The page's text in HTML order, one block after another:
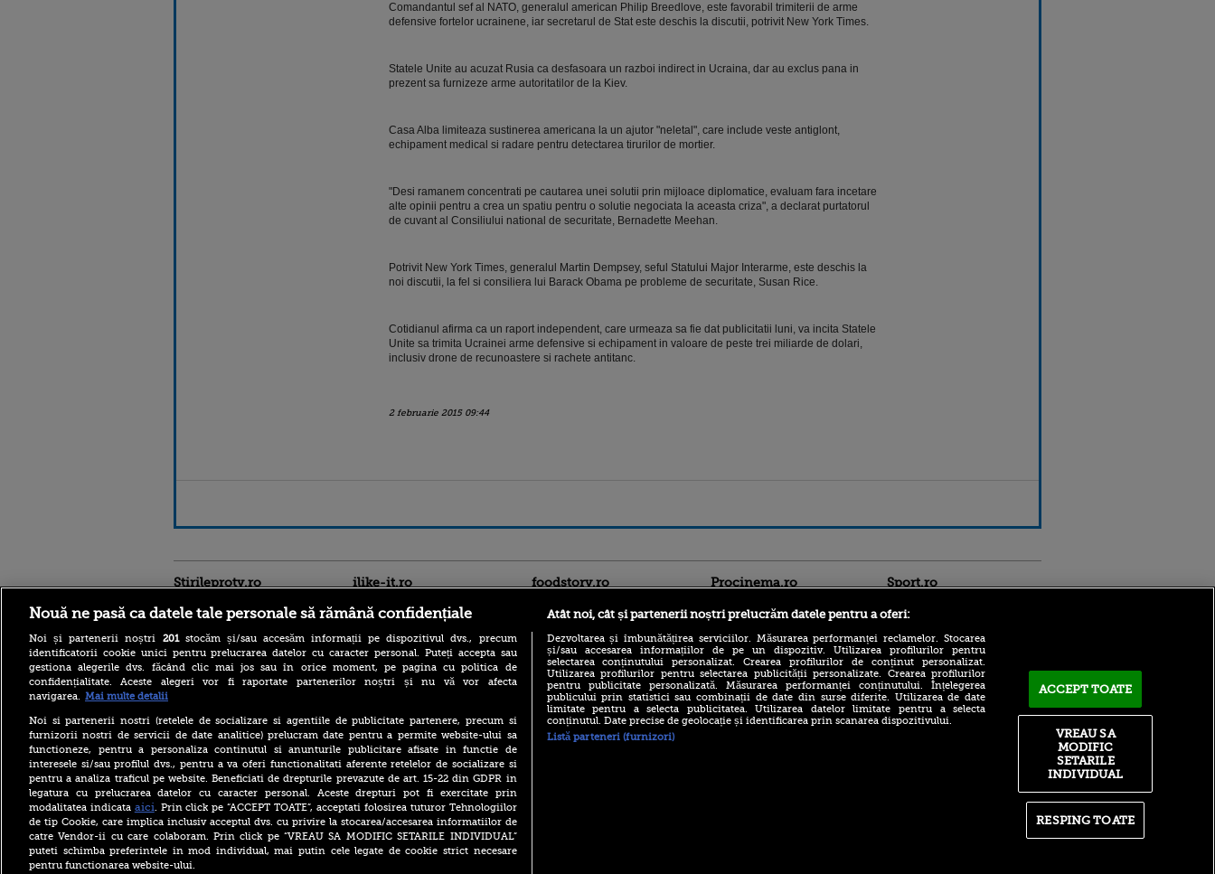
Comandantul sef al NATO, generalul american Philip Breedlove, este favorabil trimiterii de arme
defensive fortelor ucrainene, iar secretarul de Stat este deschis la discutii, potrivit New York Times.
Statele Unite au acuzat Rusia ca desfasoara un razboi indirect in Ucraina, dar au exclus pana in
prezent sa furnizeze arme autoritatilor de la Kiev.
Casa Alba limiteaza sustinerea americana la un ajutor "neletal", care include veste antiglont,
echipament medical si radare pentru detectarea tirurilor de mortier.
"Desi ramanem concentrati pe cautarea unei solutii prin mijloace diplomatice, evaluam fara incetare
alte opinii pentru a crea un spatiu pentru o solutie negociata la aceasta criza", a declarat purtatorul
de cuvant al Consiliului national de securitate, Bernadette Meehan.
Potrivit New York Times, generalul Martin Dempsey, seful Statului Major Interarme, este deschis la
noi discutii, la fel si consiliera lui Barack Obama pe probleme de securitate, Susan Rice.
Cotidianul afirma ca un raport independent, care urmeaza sa fie dat publicitatii luni, va incita Statele
Unite sa trimita Ucrainei arme defensive si echipament in valoare de peste trei miliarde de dolari,
inclusiv drone de recunoastere si rachete antitanc.
2 februarie 2015 09:44
Stirileprotv.ro
pașapoarte din lume în
2026. Pe ce loc se află
România și câte destinații
pot vizita românii fără viză
Ce l-a nemulțumit pe
Zelenski la Belgrad, în
prima sa vizită oficială în
Serbia: „Ucraina nu are timp
pentru scepticism”
Măsura luată de poliția din
Leipzig după incidentul cu
ilike-it.ro foodstory.ro
(P) Descoperă Lumea
Evenimentelor din România
cu Transilvania Events!
Procinema.ro
Nikolaj Coster-Waldau din
Sport.ro
Cât!? Un bilet la un meci din
Jorge, a murit la 68 de ani
Nouă ne pasă ca datele tale personale să rămână confidențiale
Noi și partenerii noștri 201stocăm și/sau accesăm informații pe dispozitivul dvs., precum
identificatorii cookie unici pentru prelucrarea datelor cu caracter personal. Puteți accepta sau
gestiona alegerile dvs. făcând clic mai jos sau în orice moment, pe pagina cu politica de
confidențialitate. Aceste alegeri vor fi raportate partenerilor noștri și nu vă vor afecta
navigarea. Mai multe detalii
Noi si partenerii nostri (retelele de socializare si agentiile de publicitate partenere, precum si
furnizorii nostri de servicii de date analitice) prelucram date pentru a permite website-ului sa
functioneze, pentru a personaliza continutul si anunturile publicitare afisate in functie de
interesele si/sau profilul dvs., pentru a va oferi functionalitati aferente retelelor de socializare si
pentru a analiza traficul pe website. Beneficiati de drepturile prevazute de art. 15-22 din GDPR in
legatura cu prelucrarea datelor cu caracter personal. Aceste drepturi pot fi exercitate prin
modalitatea indicata aici. Prin click pe “ACCEPT TOATE”, acceptati folosirea tuturor Tehnologiilor
de tip Cookie, care implica inclusiv acceptul dvs. cu privire la stocarea/accesarea informatiilor de
catre Vendor-ii cu care colaboram. Prin click pe “VREAU SA MODIFIC SETARILE INDIVIDUAL”
puteti schimba preferintele in mod individual, mai putin cele legate de cookie strict necesare
pentru functionarea website-ului.
Atât noi, cât și partenerii noștri prelucrăm datele pentru a oferi:
Dezvoltarea și îmbunătățirea serviciilor. Măsurarea performanței reclamelor. Stocarea
și/sau accesarea informațiilor de pe un dispozitiv. Utilizarea profilurilor pentru
selectarea conținutului personalizat. Crearea profilurilor de conținut personalizat.
Utilizarea profilurilor pentru selectarea publicității personalizate. Crearea profilurilor
pentru publicitate personalizată. Măsurarea performanței conținutului. Înțelegerea
publicului prin statistici sau combinații de date din surse diferite. Utilizarea de date
limitate pentru a selecta publicitatea. Utilizarea datelor limitate pentru a selecta
conținutul. Date precise de geolocație și identificarea prin scanarea dispozitivului.
Listă parteneri (furnizori)
ACCEPT TOATE
RESPING TOATE
VREAU SA
MODIFIC
SETARILE
INDIVIDUAL